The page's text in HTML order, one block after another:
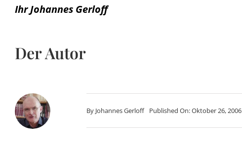
Ihr Johannes Gerloff
Der Autor
By Johannes Gerloff Published On: Oktober 26, 2006